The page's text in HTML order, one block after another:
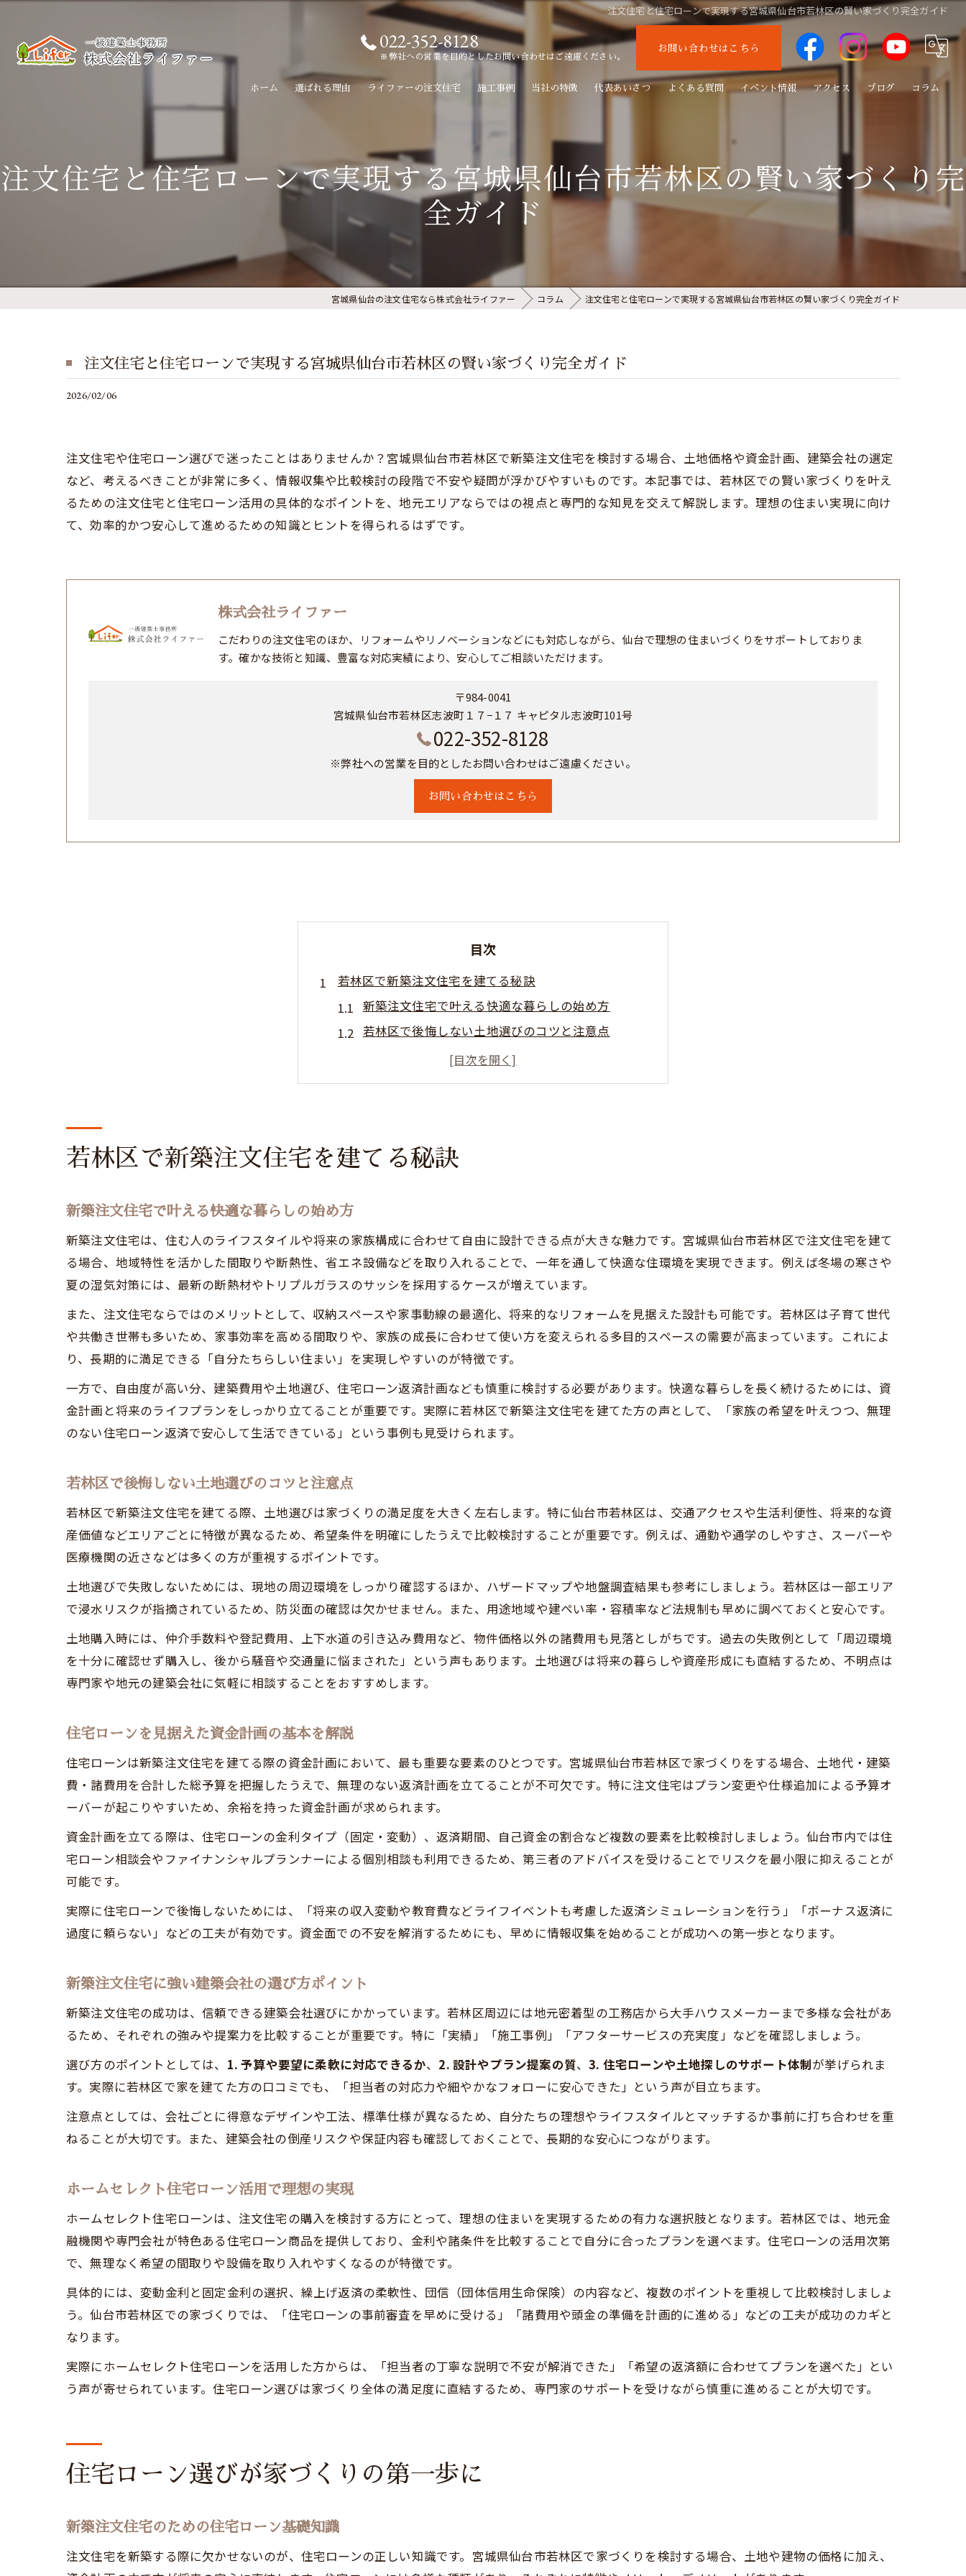
注文住宅と住宅ローンで実現する宮城県仙台市若林区の賢い家づくり完全ガイド
022-352-8128
※弊社への営業を目的としたお問い合わせはご遠慮ください。
お問い合わせはこちら
ホーム 選ばれる理由 ライファーの注文住宅 施工事例 当社の特徴
リフォーム
リノベーション
代表あいさつ よくある質問 イベント情報 アクセス ブログ コラム
注文住宅と住宅ローンで実現する宮城県仙台市若林区の賢い家づくり完
全ガイド
宮城県仙台の注文住宅なら株式会社ライファー コラム 注文住宅と住宅ローンで実現する宮城県仙台市若林区の賢い家づくり完全ガイド
注文住宅と住宅ローンで実現する宮城県仙台市若林区の賢い家づくり完全ガイド
2026/02/06
注文住宅や住宅ローン選びで迷ったことはありませんか？宮城県仙台市若林区で新築注文住宅を検討する場合、土地価格や資金計画、建築会社の選定
など、考えるべきことが非常に多く、情報収集や比較検討の段階で不安や疑問が浮かびやすいものです。本記事では、若林区での賢い家づくりを叶え
るための注文住宅と住宅ローン活用の具体的なポイントを、地元エリアならではの視点と専門的な知見を交えて解説します。理想の住まい実現に向け
て、効率的かつ安心して進めるための知識とヒントを得られるはずです。
株式会社ライファー
こだわりの注文住宅のほか、リフォームやリノベーションなどにも対応しながら、仙台で理想の住まいづくりをサポートしておりま
す。確かな技術と知識、豊富な対応実績により、安心してご相談いただけます。
〒984-0041
宮城県仙台市若林区志波町１７−１７ キャピタル志波町101号
022-352-8128
※弊社への営業を目的としたお問い合わせはご遠慮ください。
お問い合わせはこちら
目次
若林区で新築注文住宅を建てる秘訣
新築注文住宅で叶える快適な暮らしの始め方
若林区で後悔しない土地選びのコツと注意点
住宅ローンを見据えた資金計画の基本を解説
新築注文住宅に強い建築会社の選び方ポイント
新築注文住宅のための住宅ローン基礎知識
安心して借りるための住宅ローンシミュレーション
家づくりを支える最適な資金調達の考え方
理想を叶える新築注文住宅資金計画術
新築注文住宅に必要な資金計画の立て方
建物費用と諸費用を賢く管理するポイント
3,000万建売諸費用との違いを理解しよう
長期的な家計安定を意識したローンプラン作成術
住宅ローン返済負担を軽減する賢い方法
安心して進める家づくりサポート術
ライフプラン診断で不安を減らす方法
外構・維持費も見据えた家づくりサポート
住宅ローンに強いスタッフとの連携術
金利や返済プランの賢い見直し方とは
金利動向を踏まえた住宅ローン見直し術
新築注文住宅と相性の良い返済プラン選び
借り換えやつなぎ融資の活用方法解説
無理のない資金計画で長期安定を目指す秘訣
家族の安心へ導く新築計画の進め方
家族構成に合わせた新築注文住宅の提案法
生活スタイルに合う間取りの考え方と工夫
住宅ローン返済と家計管理のバランスを取る
不安を減らすための資金シミュレーション活用
将来の維持費まで見据えた新築計画の重要性
若林区で新築注文住宅を建てる秘訣
新築注文住宅で叶える快適な暮らしの始め方
新築注文住宅は、住む人のライフスタイルや将来の家族構成に合わせて自由に設計できる点が大きな魅力です。宮城県仙台市若林区で注文住宅を建て
る場合、地域特性を活かした間取りや断熱性、省エネ設備などを取り入れることで、一年を通して快適な住環境を実現できます。例えば冬場の寒さや
夏の湿気対策には、最新の断熱材やトリプルガラスのサッシを採用するケースが増えています。
また、注文住宅ならではのメリットとして、収納スペースや家事動線の最適化、将来的なリフォームを見据えた設計も可能です。若林区は子育て世代
や共働き世帯も多いため、家事効率を高める間取りや、家族の成長に合わせて使い方を変えられる多目的スペースの需要が高まっています。これによ
り、長期的に満足できる「自分たちらしい住まい」を実現しやすいのが特徴です。
一方で、自由度が高い分、建築費用や土地選び、住宅ローン返済計画なども慎重に検討する必要があります。快適な暮らしを長く続けるためには、資
金計画と将来のライフプランをしっかり立てることが重要です。実際に若林区で新築注文住宅を建てた方の声として、「家族の希望を叶えつつ、無理
のない住宅ローン返済で安心して生活できている」という事例も見受けられます。
若林区で後悔しない土地選びのコツと注意点
若林区で新築注文住宅を建てる際、土地選びは家づくりの満足度を大きく左右します。特に仙台市若林区は、交通アクセスや生活利便性、将来的な資
産価値などエリアごとに特徴が異なるため、希望条件を明確にしたうえで比較検討することが重要です。例えば、通勤や通学のしやすさ、スーパーや
医療機関の近さなどは多くの方が重視するポイントです。
土地選びで失敗しないためには、現地の周辺環境をしっかり確認するほか、ハザードマップや地盤調査結果も参考にしましょう。若林区は一部エリア
で浸水リスクが指摘されているため、防災面の確認は欠かせません。また、用途地域や建ぺい率・容積率など法規制も早めに調べておくと安心です。
土地購入時には、仲介手数料や登記費用、上下水道の引き込み費用など、物件価格以外の諸費用も見落としがちです。過去の失敗例として「周辺環境
を十分に確認せず購入し、後から騒音や交通量に悩まされた」という声もあります。土地選びは将来の暮らしや資産形成にも直結するため、不明点は
専門家や地元の建築会社に気軽に相談することをおすすめします。
住宅ローンを見据えた資金計画の基本を解説
住宅ローンは新築注文住宅を建てる際の資金計画において、最も重要な要素のひとつです。宮城県仙台市若林区で家づくりをする場合、土地代・建築
費・諸費用を合計した総予算を把握したうえで、無理のない返済計画を立てることが不可欠です。特に注文住宅はプラン変更や仕様追加による予算オ
ーバーが起こりやすいため、余裕を持った資金計画が求められます。
資金計画を立てる際は、住宅ローンの金利タイプ（固定・変動）、返済期間、自己資金の割合など複数の要素を比較検討しましょう。仙台市内では住
宅ローン相談会やファイナンシャルプランナーによる個別相談も利用できるため、第三者のアドバイスを受けることでリスクを最小限に抑えることが
可能です。
実際に住宅ローンで後悔しないためには、「将来の収入変動や教育費などライフイベントも考慮した返済シミュレーションを行う」「ボーナス返済に
過度に頼らない」などの工夫が有効です。資金面での不安を解消するためにも、早めに情報収集を始めることが成功への第一歩となります。
新築注文住宅に強い建築会社の選び方ポイント
新築注文住宅の成功は、信頼できる建築会社選びにかかっています。若林区周辺には地元密着型の工務店から大手ハウスメーカーまで多様な会社があ
るため、それぞれの強みや提案力を比較することが重要です。特に「実績」「施工事例」「アフターサービスの充実度」などを確認しましょう。
選び方のポイントとしては、 1. 予算や要望に柔軟に対応できるか、 2. 設計やプラン提案の質、3. 住宅ローンや土地探しのサポート体制が挙げられま
す。実際に若林区で家を建てた方の口コミでも、「担当者の対応力や細やかなフォローに安心できた」という声が目立ちます。
注意点としては、会社ごとに得意なデザインや工法、標準仕様が異なるため、自分たちの理想やライフスタイルとマッチするか事前に打ち合わせを重
ねることが大切です。また、建築会社の倒産リスクや保証内容も確認しておくことで、長期的な安心につながります。
ホームセレクト住宅ローン活用で理想の実現
ホームセレクト住宅ローンは、注文住宅の購入を検討する方にとって、理想の住まいを実現するための有力な選択肢となります。若林区では、地元金
融機関や専門会社が特色ある住宅ローン商品を提供しており、金利や諸条件を比較することで自分に合ったプランを選べます。住宅ローンの活用次第
で、無理なく希望の間取りや設備を取り入れやすくなるのが特徴です。
具体的には、変動金利と固定金利の選択、繰上げ返済の柔軟性、団信（団体信用生命保険）の内容など、複数のポイントを重視して比較検討しましょ
う。仙台市若林区での家づくりでは、「住宅ローンの事前審査を早めに受ける」「諸費用や頭金の準備を計画的に進める」などの工夫が成功のカギと
なります。
実際にホームセレクト住宅ローンを活用した方からは、「担当者の丁寧な説明で不安が解消できた」「希望の返済額に合わせてプランを選べた」とい
う声が寄せられています。住宅ローン選びは家づくり全体の満足度に直結するため、専門家のサポートを受けながら慎重に進めることが大切です。
住宅ローン選びが家づくりの第一歩に
新築注文住宅のための住宅ローン基礎知識
注文住宅を新築する際に欠かせないのが、住宅ローンの正しい知識です。宮城県仙台市若林区で家づくりを検討する場合、土地や建物の価格に加え、